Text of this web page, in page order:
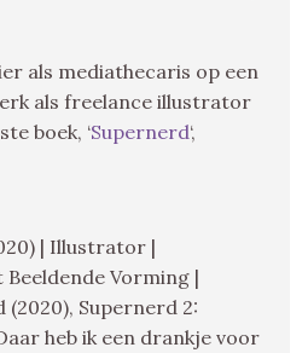
als mediathecaris op een
als freelance illustrator
boek, ‘Supernerd‘,
| Illustrator |
Vorming |
Supernerd 2:
heb ik een drankje voor